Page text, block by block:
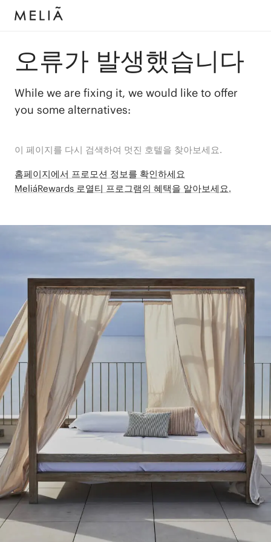
오류가 발생했습니다
While we are fixing it, we would like to offer
you some alternatives:
이 페이지를 다시 검색하여 멋진 호텔을 찾아보세요.
홈페이지에서 프로모션 정보를 확인하세요
MeliáRewards 로열티 프로그램의 혜택을 알아보세요.